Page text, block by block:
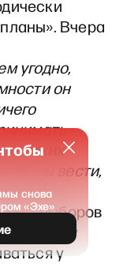
Вчера
угодно,
он
таких
вести,
мир, выборов
по закону
у
снова
«Эхе»